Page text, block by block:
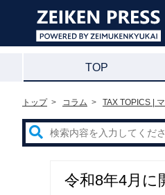
TOP
トップ コラム TAX TOPICS |
令和8年4月